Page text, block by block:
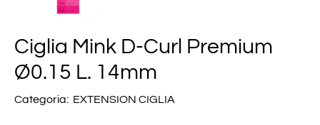
Ciglia Mink D-Curl Premium
Ø0.15 L. 14mm
Categoria: EXTENSION CIGLIA